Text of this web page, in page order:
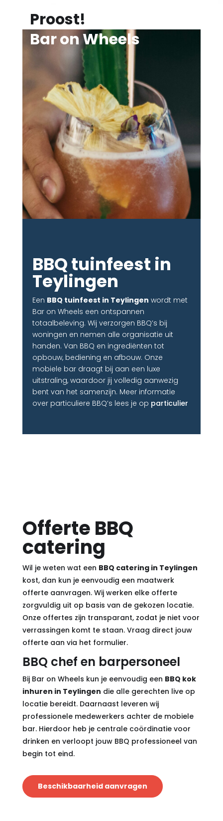
Proost!
Bar on Wheels
BBQ tuinfeest in
Teylingen
Een BBQ tuinfeest in Teylingen wordt met
Bar on Wheels een ontspannen
totaalbeleving. Wij verzorgen BBQ’s bij
woningen en nemen alle organisatie uit
handen. Van BBQ en ingrediënten tot
opbouw, bediening en afbouw. Onze
mobiele bar draagt bij aan een luxe
uitstraling, waardoor jij volledig aanwezig
bent van het samenzijn. Meer informatie
over particuliere BBQ’s lees je op particulier
Offerte BBQ
catering
Wil je weten wat een BBQ catering in Teylingen
kost, dan kun je eenvoudig een maatwerk
offerte aanvragen. Wij werken elke offerte
zorgvuldig uit op basis van de gekozen locatie.
Onze offertes zijn transparant, zodat je niet voor
verrassingen komt te staan. Vraag direct jouw
offerte aan via het formulier.
BBQ chef en barpersoneel
Bij Bar on Wheels kun je eenvoudig een BBQ kok
inhuren in Teylingen die alle gerechten live op
locatie bereidt. Daarnaast leveren wij
professionele medewerkers achter de mobiele
bar. Hierdoor heb je centrale coördinatie voor
drinken en verloopt jouw BBQ professioneel van
begin tot eind.
Beschikbaarheid aanvragen